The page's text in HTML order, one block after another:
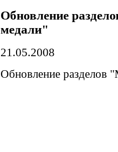
Обновление
медали"
21.05.2008
Обновление разделов